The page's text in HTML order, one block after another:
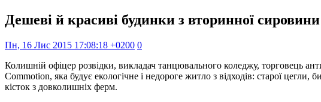
Дешеві й красиві будинки з вторинної сировини
Пн, 16 Лис 2015 17:08:18 +0200 0
Колишній офіцер розвідки, викладач танцювального коледжу, торговець
Commotion, яка будує екологічне і недороге житло з відходів: старої
кісток з довколишніх ферм.